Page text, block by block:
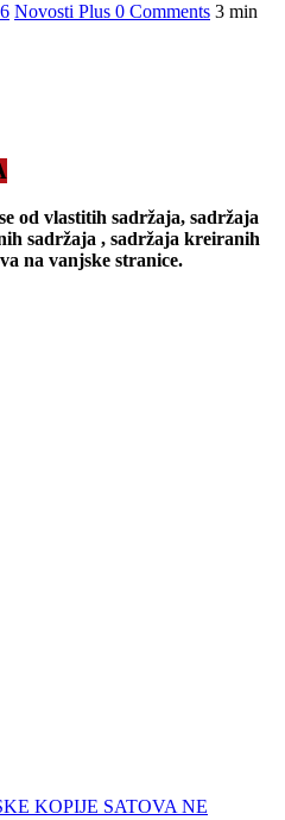
Novosti Plus 0 Comments 3 min
od vlastitih sadržaja, sadržaja
sadržaja , sadržaja kreiranih
na vanjske stranice.
KOPIJE SATOVA NE